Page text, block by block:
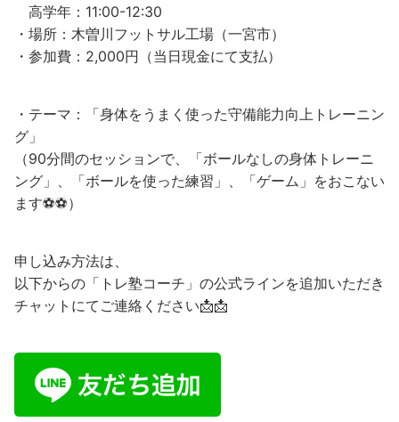
高学年：11:00-12:30
・場所：木曽川フットサル工場（一宮市）
・参加費：2,000円（当日現金にて支払）
・テーマ：「身体をうまく使った守備能力向上トレーニン
グ」
（90分間のセッションで、「ボールなしの身体トレーニ
ング」、「ボールを使った練習」、「ゲーム」をおこない
ます⚽⚽）
申し込み方法は、
以下からの「トレ塾コーチ」の公式ラインを追加いただき
チャットにてご連絡ください📩📩